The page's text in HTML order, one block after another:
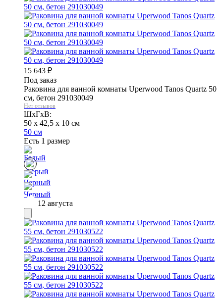
15 643 ₽
Под заказ
Раковина для ванной комнаты Uperwood Tanos Quartz 50
см, бетон 291030049
Нет отзывов
ШхГхВ:
50 x 42,5 x 10 см
50 см
Есть 1 размер
12 августа